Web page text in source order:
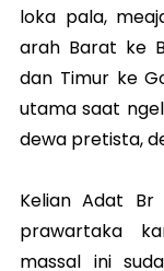
loka pala,
arah Barat ke
dan Timur ke
utama saat
dewa pretista,
Kelian Adat Br
prawartaka
massal ini